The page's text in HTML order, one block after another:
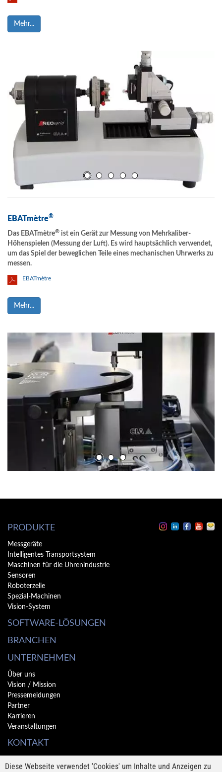
Mehr...
EBATmètre®
Das EBATmètre® ist ein Gerät zur Messung von Mehrkaliber-
Höhenspielen (Messung der Luft). Es wird hauptsächlich verwendet,
um das Spiel der beweglichen Teile eines mechanischen Uhrwerks zu
messen.
EBATmètre
Mehr...
PRODUKTE
Messgeräte
Intelligentes Transportsystem
Maschinen für die Uhrenindustrie
Sensoren
Roboterzelle
Spezial-Machinen
Vision-System
SOFTWARE-LÖSUNGEN
BRANCHEN
UNTERNEHMEN
Über uns
Vision / Mission
Pressemeldungen
Partner
Karrieren
Veranstaltungen
KONTAKT
Newsletter
Diese Webseite verwendet 'Cookies' um Inhalte und Anzeigen zu